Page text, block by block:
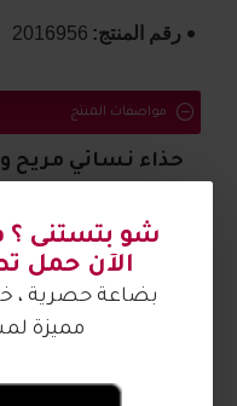
شو بتستنى ؟
الآن حمل
بضاعة حصرية ،
مميزة
رقم المنتج: 2016956
مواصفات المنتج
حذاء نسائي مريح
الصورة من تصوير